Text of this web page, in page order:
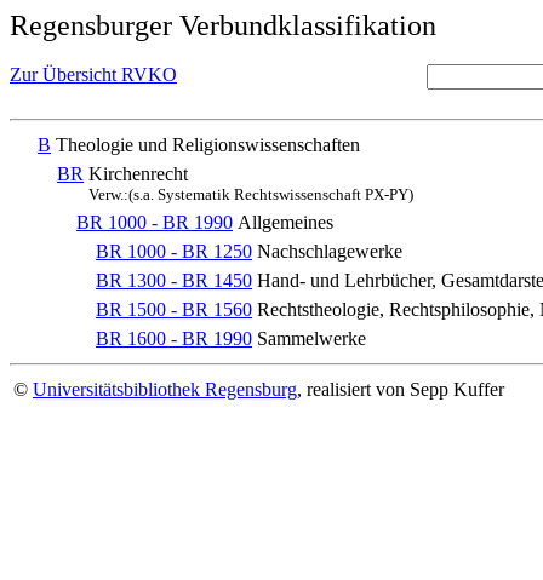
Regensburger Verbundklassifikation
Zur Übersicht RVKO
B Theologie und Religionswissenschaften
BR Kirchenrecht
Verw.:(s.a. Systematik Rechtswissenschaft PX-PY)
BR 1000 - BR 1990 Allgemeines
BR 1000 - BR 1250 Nachschlagewerke
BR 1300 - BR 1450 Hand- und Lehrbücher,
BR 1500 - BR 1560 Rechtstheologie, Rechtsphilosophie,
BR 1600 - BR 1990 Sammelwerke
© Universitätsbibliothek Regensburg, realisiert von Sepp Kuffer